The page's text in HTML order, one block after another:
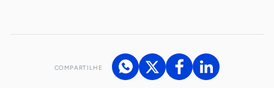
COMPARTILHE